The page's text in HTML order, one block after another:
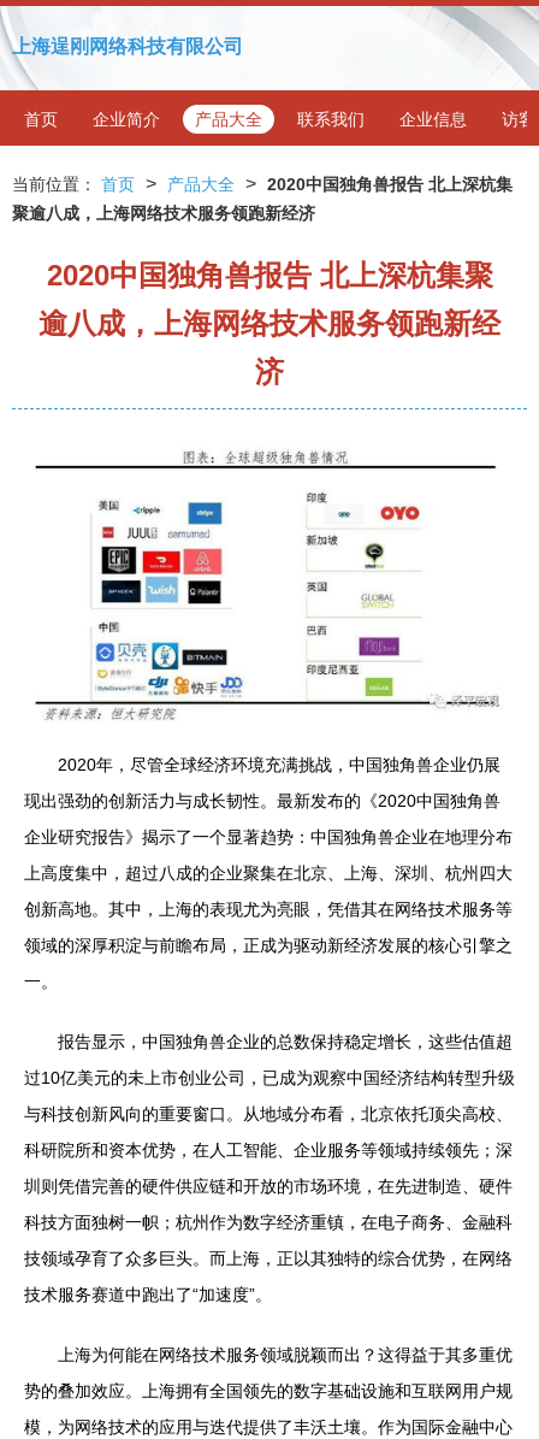
上海逞刚网络科技有限公司
首页 企业简介 产品大全 联系我们 企业信息 访客
当前位置： 首页 > 产品大全 > 2020中国独角兽报告 北上深杭集
聚逾八成，上海网络技术服务领跑新经济
2020中国独角兽报告 北上深杭集聚
逾八成，上海网络技术服务领跑新经
济
2020年，尽管全球经济环境充满挑战，中国独角兽企业仍展
现出强劲的创新活力与成长韧性。最新发布的《2020中国独角兽
企业研究报告》揭示了一个显著趋势：中国独角兽企业在地理分布
上高度集中，超过八成的企业聚集在北京、上海、深圳、杭州四大
创新高地。其中，上海的表现尤为亮眼，凭借其在网络技术服务等
领域的深厚积淀与前瞻布局，正成为驱动新经济发展的核心引擎之
一。
报告显示，中国独角兽企业的总数保持稳定增长，这些估值超
过10亿美元的未上市创业公司，已成为观察中国经济结构转型升级
与科技创新风向的重要窗口。从地域分布看，北京依托顶尖高校、
科研院所和资本优势，在人工智能、企业服务等领域持续领先；深
圳则凭借完善的硬件供应链和开放的市场环境，在先进制造、硬件
科技方面独树一帜；杭州作为数字经济重镇，在电子商务、金融科
技领域孕育了众多巨头。而上海，正以其独特的综合优势，在网络
技术服务赛道中跑出了“加速度”。
上海为何能在网络技术服务领域脱颖而出？这得益于其多重优
势的叠加效应。上海拥有全国领先的数字基础设施和互联网用户规
模，为网络技术的应用与迭代提供了丰沃土壤。作为国际金融中心